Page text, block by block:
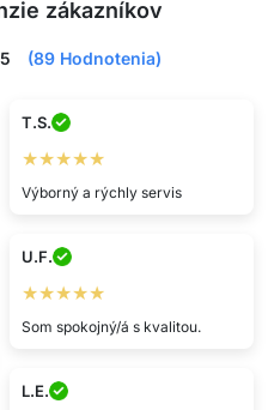
zákazníkov
(89 Hodnotenia)
T.S.
★★★★★
Výborný a rýchly servis
U.F.
★★★★★
Som spokojný/á s kvalitou.
L.E.